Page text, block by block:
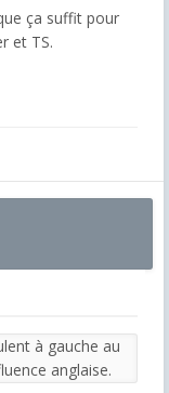
ça suffit pour
et TS.
à gauche au
anglaise.